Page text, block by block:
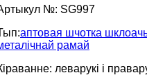
№: SG997
аптовая шчотка
рамай
леварукі і